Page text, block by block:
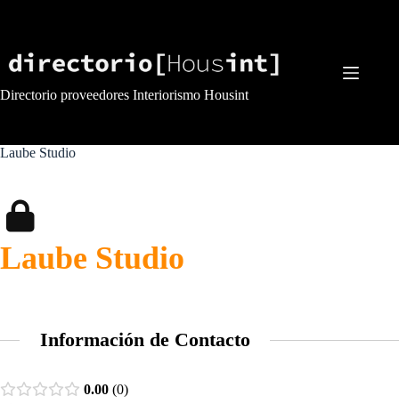
Directorio proveedores Interiorismo Housint
Laube Studio
Laube Studio
Información de Contacto
0.00 0